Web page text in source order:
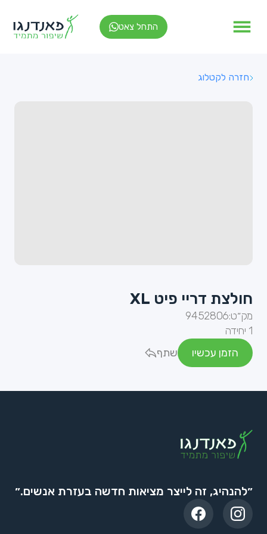
התחל צאט
חזרה לקטלוג
חולצת דריי פיט XL
מק״ט:9452806
1 יחידה
הזמן עכשיו
שתף
״להנהיג, זה לייצר מציאות חדשה בעזרת אנשים.״